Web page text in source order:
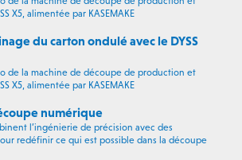
X5, alimentée par KASEMAKE
du carton ondulé avec le DYSS
de la machine de découpe de production et
X5, alimentée par KASEMAKE
numérique
l’ingénierie de précision avec des
redéfinir ce qui est possible dans la découpe